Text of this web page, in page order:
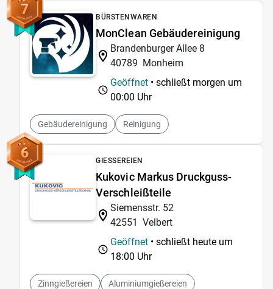
7 BÜRSTENWAREN
MonClean Gebäudereinigung
Brandenburger Allee 8
40789 Monheim
Geöffnet • schließt morgen um
00:00 Uhr
Gebäudereinigung Reinigung
6 GIESSEREIEN
Kukovic Markus Druckguss-
Verschleißteile
Siemensstr. 52
42551 Velbert
Geöffnet • schließt heute um
18:00 Uhr
Zinngießereien Aluminiumgießereien